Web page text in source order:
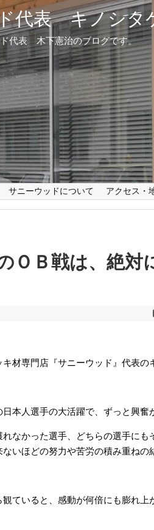
代表 キノシタ
代表 木下憲治のブログです。
サニーウッドについて アクセス・
ＯＢ戦は、絶対
材専門店『サニーウッド』代表の
本人選手の大活躍で、ずっと興奮
なかった選手、どちらの選手にも
いほどの努力や苦労の積み重ねの
ていると、感動が何倍にも膨れ